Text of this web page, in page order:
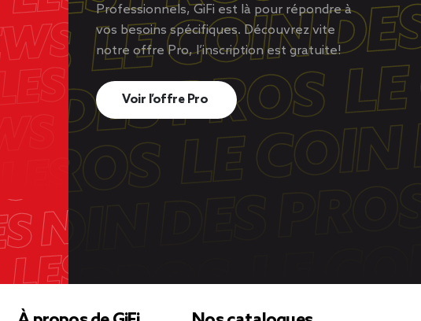
Professionnels, GiFi est là pour répondre à
vos besoins spécifiques. Découvrez vite
notre offre Pro, l’inscription est gratuite!
Voir l’offre Pro